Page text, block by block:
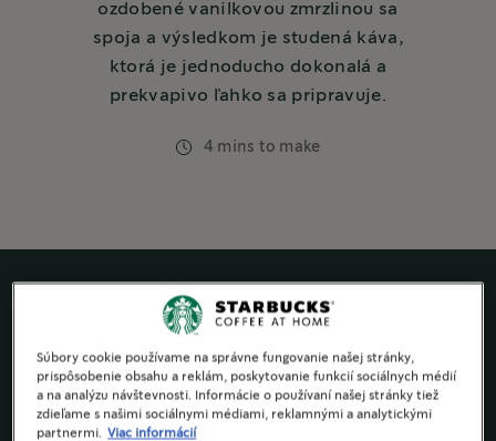
ozdobené vanilkovou zmrzlinou sa
spoja a výsledkom je studená káva,
ktorá je jednoducho dokonalá a
prekvapivo ľahko sa pripravuje.
4 mins to make
Súbory cookie používame na správne fungovanie našej stránky,
prispôsobenie obsahu a reklám, poskytovanie funkcií sociálnych médií
a na analýzu návštevnosti. Informácie o používaní našej stránky tiež
zdieľame s našimi sociálnymi médiami, reklamnými a analytickými
partnermi.
Viac informácií